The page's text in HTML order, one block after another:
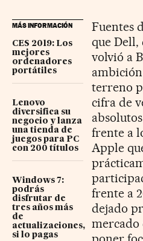
MÁS INFORMACIÓN
CES 2019: Los
mejores
ordenadores
portátiles
Lenovo
diversifica su
negocio y lanza
una tienda de
juegos para PC
con 200 títulos
Windows 7:
podrás
disfrutar de
tres años más
de
actualizaciones,
si lo pagas
Fuentes
que Dell,
volvió a
terreno
cifra de
frente a
Apple
frente a
dejado
mercado